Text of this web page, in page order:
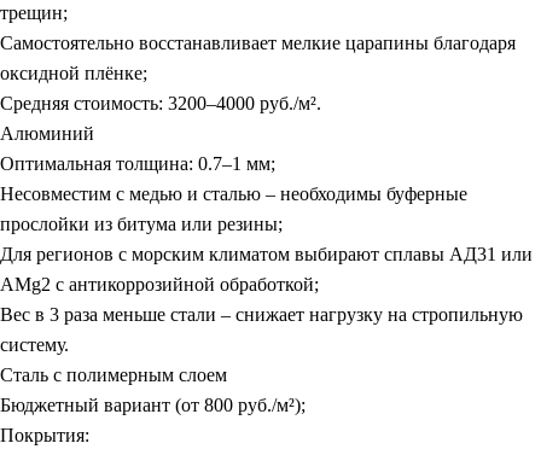
трещин;
Самостоятельно восстанавливает мелкие царапины благодаря
оксидной плёнке;
Средняя стоимость: 3200–4000 руб./м².
Алюминий
Оптимальная толщина: 0.7–1 мм;
Несовместим с медью и сталью – необходимы буферные
прослойки из битума или резины;
Для регионов с морским климатом выбирают сплавы АД31 или
AMg2 с антикоррозийной обработкой;
Вес в 3 раза меньше стали – снижает нагрузку на стропильную
систему.
Сталь с полимерным слоем
Бюджетный вариант (от 800 руб./м²);
Покрытия: